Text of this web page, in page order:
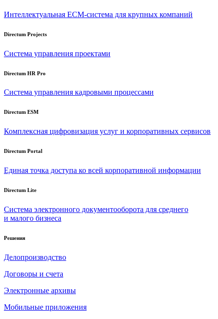
Интеллектуальная ECM-система для крупных компаний
Directum Projects
Система управления проектами
Directum HR Pro
Система управления кадровыми процессами
Directum ESM
Комплексная цифровизация услуг и корпоративных сервисов
Directum Portal
Единая точка доступа ко всей корпоративной информации
Directum Lite
Система электронного документооборота для среднего
и малого бизнеса
Решения
Делопроизводство
Договоры и счета
Электронные архивы
Мобильные приложения